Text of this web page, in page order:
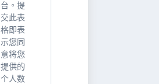
台。提
交此表
格即表
示您同
意将您
提供的
个人数